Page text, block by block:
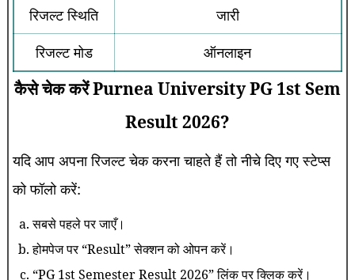
रिजल्ट स्थिति
जारी
रिजल्ट मोड
ऑनलाइन
कैसे चेक करें Purnea University PG 1st Sem
Result 2026?
यदि आप अपना रिजल्ट चेक करना चाहते हैं तो नीचे दिए गए स्टेप्स
को फॉलो करें:
सबसे पहले पर जाएँ।
होमपेज पर “Result” सेक्शन को ओपन करें।
“PG 1st Semester Result 2026” लिंक पर क्लिक करें।